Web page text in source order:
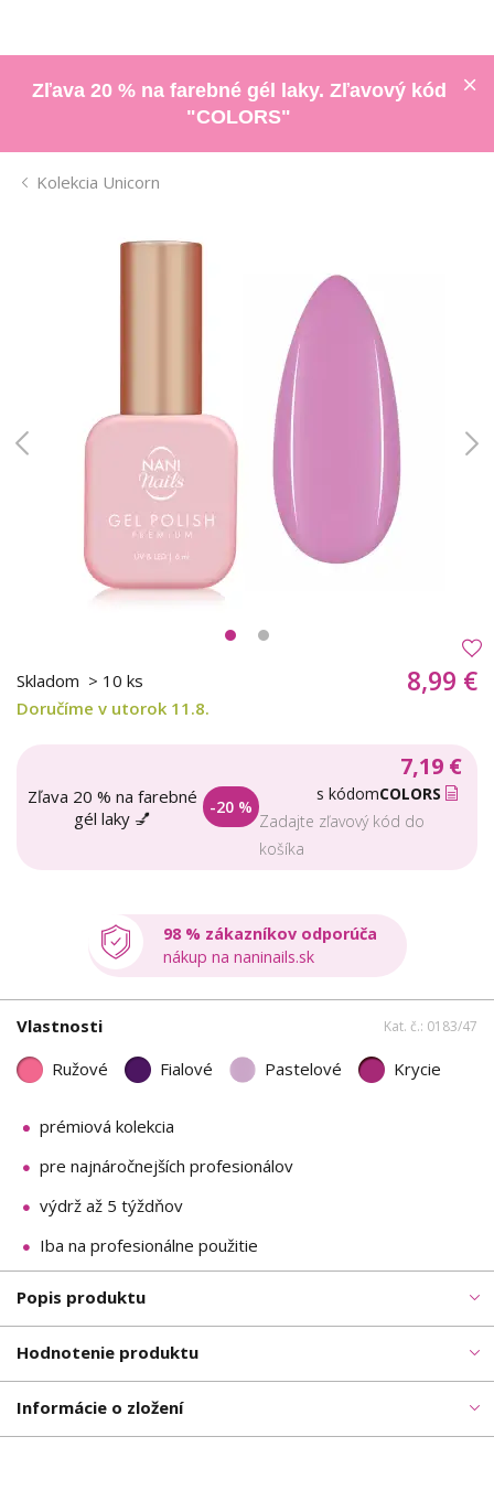
Zľava 20 % na farebné gél laky. Zľavový kód
"COLORS"
Kolekcia Unicorn
Skladom > 10 ks
Doručíme v utorok 11.8.
8,99 €
Zľava 20 % na farebné
gél laky 💅
-20 %
7,19 €
s kódomCOLORS
Zadajte zľavový kód do
košíka
98 % zákazníkov odporúča
nákup na naninails.sk
Vlastnosti Kat. č.: 0183/47
Ružové Fialové Pastelové Krycie
prémiová kolekcia
pre najnáročnejších profesionálov
výdrž až 5 týždňov
Iba na profesionálne použitie
Popis produktu
Hodnotenie produktu
Informácie o zložení